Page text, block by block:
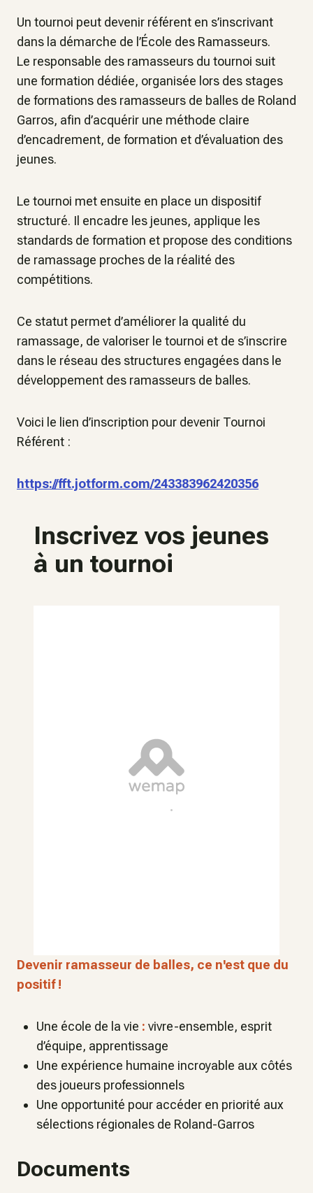
Un tournoi peut devenir référent en s’inscrivant
dans la démarche de l’École des Ramasseurs.
Le responsable des ramasseurs du tournoi suit
une formation dédiée, organisée lors des stages
de formations des ramasseurs de balles de Roland
Garros, afin d’acquérir une méthode claire
d’encadrement, de formation et d’évaluation des
jeunes.
Le tournoi met ensuite en place un dispositif
structuré. Il encadre les jeunes, applique les
standards de formation et propose des conditions
de ramassage proches de la réalité des
compétitions.
Ce statut permet d’améliorer la qualité du
ramassage, de valoriser le tournoi et de s’inscrire
dans le réseau des structures engagées dans le
développement des ramasseurs de balles.
Voici le lien d’inscription pour devenir Tournoi
Référent :
https://fft.jotform.com/243383962420356
Inscrivez vos jeunes
à un tournoi
Devenir ramasseur de balles, ce n'est que du
positif !
Une école de la vie : vivre-ensemble, esprit
d’équipe, apprentissage
Une expérience humaine incroyable aux côtés
des joueurs professionnels
Une opportunité pour accéder en priorité aux
sélections régionales de Roland-Garros
Documents